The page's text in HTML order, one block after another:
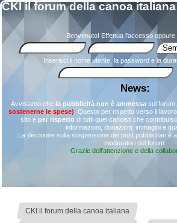
CKI il forum della canoa italiana
Benvenuto! Effettua l'accessooppure
Inserisci il nome utente, la password e la
News:
Avvisiamo che la pubblicità non è ammessa sul forum,
sostenerne le spese) . Questo per rispetto verso il
sito e per rispetto di tutti quei canoisti che
informazioni, donazioni, immagini e
La decisione sulla sospensione dei post pubblicitari è a
moderatori del forum.
Grazie dell'attenzione e della
CKI il forum della canoa italiana